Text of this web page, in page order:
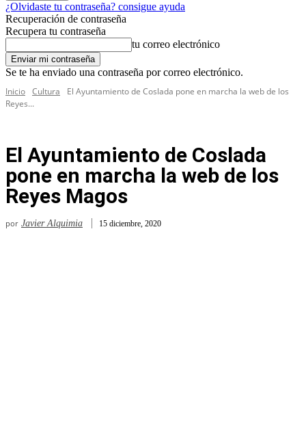
¿Olvidaste tu contraseña? consigue ayuda
Recuperación de contraseña
Recupera tu contraseña
tu correo electrónico
Se te ha enviado una contraseña por correo electrónico.
Inicio Cultura
El Ayuntamiento de Coslada pone en marcha la web de los
Reyes...
El Ayuntamiento de Coslada
pone en marcha la web de los
Reyes Magos
por Javier Alquimia 15 diciembre, 2020